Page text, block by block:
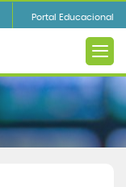
Portal Educacional